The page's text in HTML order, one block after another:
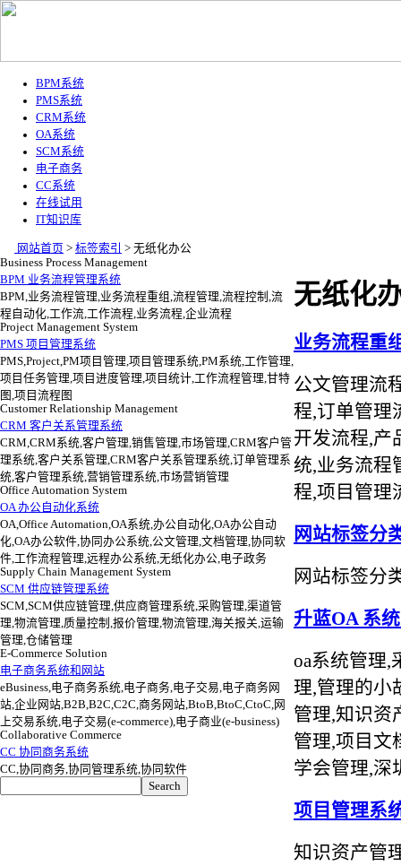
BPM系统
PMS系统
CRM系统
OA系统
SCM系统
电子商务
CC系统
在线试用
IT知识库
网站首页 > 标签索引 > 无纸化办公
Business Process Management
BPM 业务流程管理系统
BPM,业务流程管理,业务流程重组,流程管理,流程控制,流
程自动化,工作流,工作流程,业务流程,企业流程
Project Management System
PMS 项目管理系统
PMS,Project,PM项目管理,项目管理系统,PM系统,工作管理,
项目任务管理,项目进度管理,项目统计,工作流程管理,甘特
图,项目流程图
Customer Relationship Management
CRM 客户关系管理系统
CRM,CRM系统,客户管理,销售管理,市场管理,CRM客户管
理系统,客户关系管理,CRM客户关系管理系统,订单管理系
统,客户管理系统,营销管理系统,市场营销管理
Office Automation System
OA 办公自动化系统
OA,Office Automation,OA系统,办公自动化,OA办公自动
化,OA办公软件,协同办公系统,公文管理,文档管理,协同软
件,工作流程管理,远程办公系统,无纸化办公,电子政务
Supply Chain Management System
SCM 供应链管理系统
SCM,SCM供应链管理,供应商管理系统,采购管理,渠道管
理,物流管理,质量控制,报价管理,物流管理,海关报关,运输
管理,仓储管理
E-Commerce Solution
电子商务系统和网站
eBusiness,电子商务系统,电子商务,电子交易,电子商务网
站,企业网站,B2B,B2C,C2C,商务网站,BtoB,BtoC,CtoC,网
上交易系统,电子交易(e-commerce),电子商业(e-business)
Collaborative Commerce
CC 协同商务系统
CC,协同商务,协同管理系统,协同软件
无纸化
业务流程重
公文管理流
程,订单管理
开发流程,产
统,业务流程
程,项目管理
网站标签分
网站标签分
升蓝OA 系
oa系统管理,
理,管理的小
管理,知识资
管理,项目文
学会管理,深
项目管理系
知识资产管